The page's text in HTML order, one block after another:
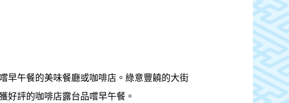
早午餐的美味餐廳或咖啡店。綠意豐饒的大街
好評的咖啡店露台品嚐早午餐。